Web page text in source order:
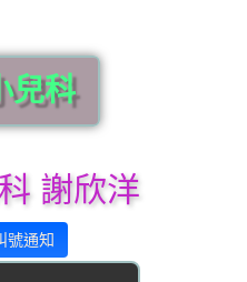
兒科
謝欣洋
號通知